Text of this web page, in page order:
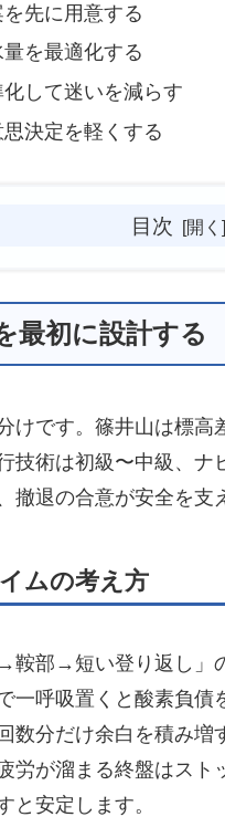
先に用意する
を最適化する
して迷いを減らす
決定を軽くする
目次
最初に設計する
けです。篠井山は標
技術は初級〜中級、
撤退の合意が安全を支
ムの考え方
部→短い登り返し」
一呼吸置くと酸素負
数分だけ余白を積み増
労が溜まる終盤はス
と安定します。